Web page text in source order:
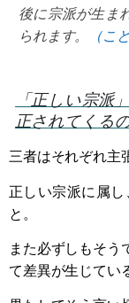
後に宗派が生ま
られます。
（こ
「正しい宗派
正されてくる
三者はそれぞれ主
正しい宗派に属
と。
また必ずしもそう
て差異が生じてい